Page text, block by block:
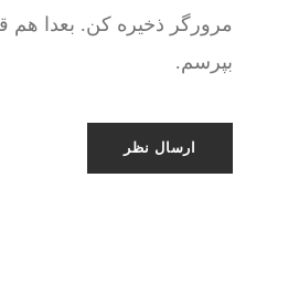
مرورگر ذخیره کن. بعدا هم
بپرسم.